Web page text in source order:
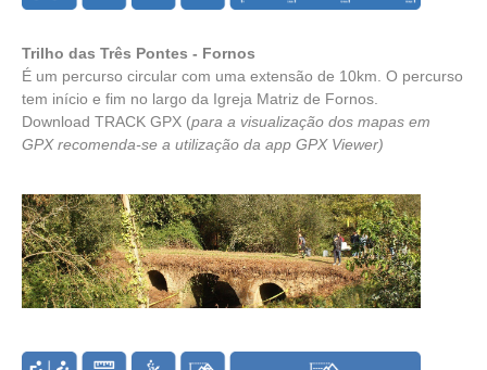
Trilho das Três Pontes - Fornos
É um percurso circular com uma extensão de 10km. O percurso
tem início e fim no largo da Igreja Matriz de Fornos.
Download TRACK GPX (para a visualização dos mapas em
GPX recomenda-se a utilização da app GPX Viewer)